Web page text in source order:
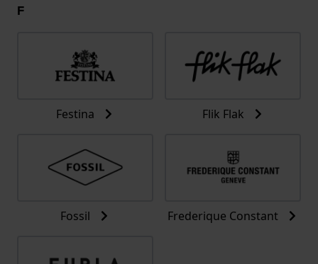
F
Festina Flik Flak
Fossil Frederique Constant